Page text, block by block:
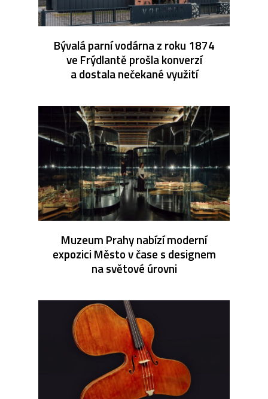
Bývalá parní vodárna z roku 1874
ve Frýdlantě prošla konverzí
a dostala nečekané využití
Muzeum Prahy nabízí moderní
expozici Město v čase s designem
na světové úrovni